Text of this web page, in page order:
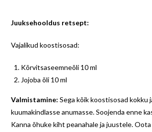
Juuksehooldus retsept:
Vajalikud koostisosad:
Kõrvitsaseemneõli 10 ml
Jojoba õli 10 ml
Valmistamine: Sega kõik koostisosad kokku
kuumakindlasse anumasse. Soojenda enne
Kanna õhuke kiht peanahale ja juustele.